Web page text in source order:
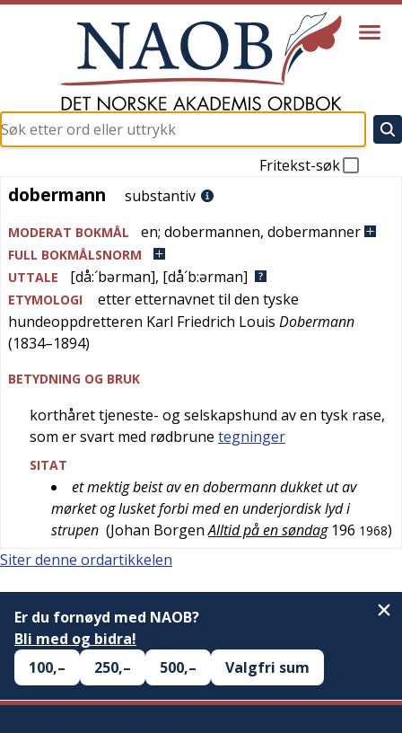
Fritekst-søk
dobermann
dobermann substantiv
MODERAT BOKMÅL en; dobermannen, dobermanner
FULL BOKMÅLSNORM
UTTALE
[då:´bərman], [då´b:ərman]
ETYMOLOGI
etter etternavnet til den tyske
hundeoppdretteren Karl Friedrich Louis Dobermann
(1834–1894)
BETYDNING OG BRUK
korthåret tjeneste- og selskapshund av en tysk rase,
som er svart med rødbrune tegninger
SITAT
et mektig beist av en dobermann dukket ut av
mørket og lusket forbi med en underjordisk lyd i
strupen (Johan Borgen Alltid på en søndag 196 1968)
Siter denne ordartikkelen
Er du fornøyd med NAOB?
Bli med og bidra!
100,–
250,– 500,– Valgfri sum